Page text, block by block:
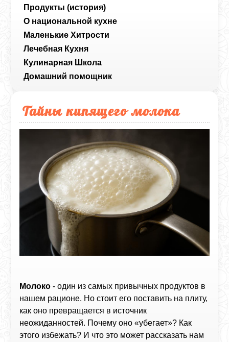
Продукты (история)
О национальной кухне
Маленькие Хитрости
Лечебная Кухня
Кулинарная Школа
Домашний помощник
Тайны кипящего молока
Молоко - один из самых привычных продуктов в
нашем рационе. Но стоит его поставить на плиту,
как оно превращается в источник
неожиданностей. Почему оно «убегает»? Как
этого избежать? И что это может рассказать нам